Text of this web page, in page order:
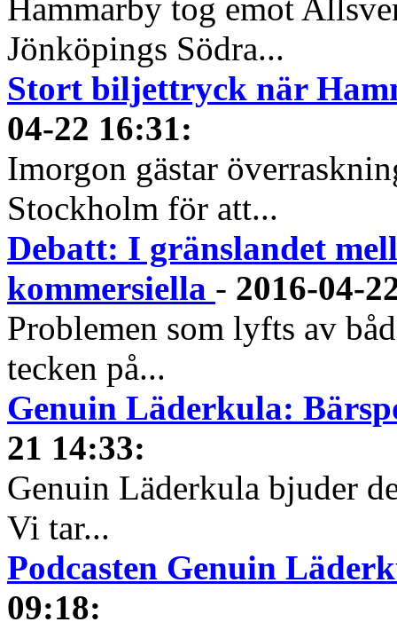
Hammarby tog emot
Jönköpings Södra...
Stort biljettryck när
04-22 16:31:
Imorgon gästar
Stockholm för att...
Debatt: I gränslandet
kommersiella - 2016-04-
Problemen som lyfts av
tecken på...
Genuin Läderkula:
21 14:33:
Genuin Läderkula bjuder
Vi tar...
Podcasten Genuin
09:18: